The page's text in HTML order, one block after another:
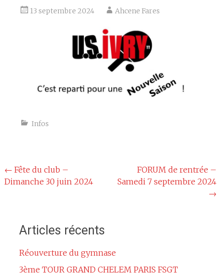
13 septembre 2024 Ahcene Fares
Infos
Navigation
de
← Fête du club –
Dimanche 30 juin 2024
FORUM de rentrée –
Samedi 7 septembre 2024
→
Articles récents
Réouverture du gymnase
3ème TOUR GRAND CHELEM PARIS FSGT